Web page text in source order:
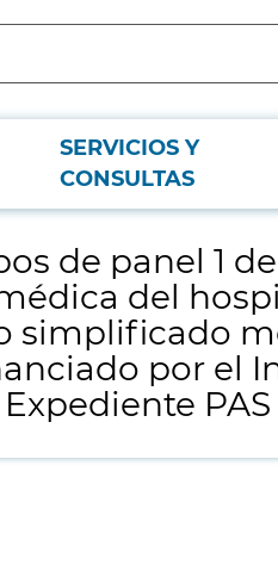
SERVICIOS Y
CONSULTAS
para la investigación
Carlos III y cofinanciado por la
de panel 1
del
por el
PAS